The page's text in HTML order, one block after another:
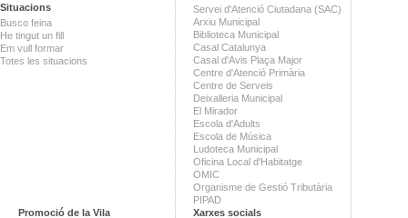
Situacions
Busco feina
He tingut un fill
Em vull formar
Totes les situacions
Servei d'Atenció Ciutadana (SAC)
Arxiu Municipal
Biblioteca Municipal
Casal Catalunya
Casal d'Avis Plaça Major
Centre d'Atenció Primària
Centre de Serveis
Deixalleria Municipal
El Mirador
Escola d'Adults
Escola de Música
Ludoteca Municipal
Oficina Local d'Habitatge
OMIC
Organisme de Gestió Tributària
PIPAD
Promoció de la Vila
Xarxes socials